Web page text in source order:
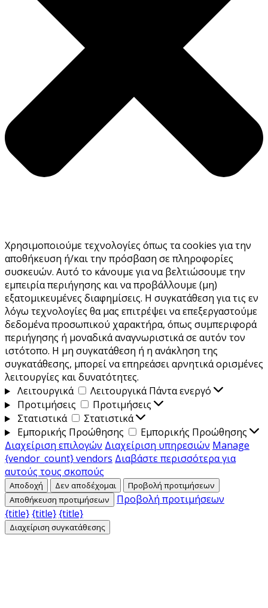
Χρησιμοποιούμε τεχνολογίες όπως τα cookies για την
αποθήκευση ή/και την πρόσβαση σε πληροφορίες
συσκευών. Αυτό το κάνουμε για να βελτιώσουμε την
εμπειρία περιήγησης και να προβάλλουμε (μη)
εξατομικευμένες διαφημίσεις. Η συγκατάθεση για τις εν
λόγω τεχνολογίες θα μας επιτρέψει να επεξεργαστούμε
δεδομένα προσωπικού χαρακτήρα, όπως συμπεριφορά
περιήγησης ή μοναδικά αναγνωριστικά σε αυτόν τον
ιστότοπο. Η μη συγκατάθεση ή η ανάκληση της
συγκατάθεσης, μπορεί να επηρεάσει αρνητικά ορισμένες
λειτουργίες και δυνατότητες.
Λειτουργικά
Λειτουργικά Πάντα ενεργό
Προτιμήσεις
Προτιμήσεις
Στατιστικά
Στατιστικά
Εμπορικής Προώθησης
Εμπορικής Προώθησης
Διαχείριση επιλογών Διαχείριση υπηρεσιών Manage
{vendor_count} vendors Διαβάστε περισσότερα για
αυτούς τους σκοπούς
Αποδοχή Δεν αποδέχομαι
Προβολή προτιμήσεων
Αποθήκευση προτιμήσεων
Προβολή προτιμήσεων
{title}{title}{title}
Διαχείριση συγκατάθεσης